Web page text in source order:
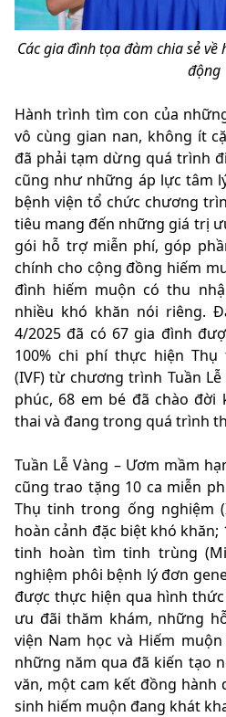
Các gia đình tọa đàm chia sẻ
động
Hành trình tìm con của
vô cùng gian nan, không ít
đã phải tạm dừng quá trình
cũng như những áp lực tâm
bệnh viện tổ chức chương
tiêu mang đến những giá trị
gói hỗ trợ miễn phí, góp
chính cho cộng đồng hiếm
đình hiếm muộn có thu
nhiều khó khăn nói riêng.
4/2025 đã có 67 gia đình
100% chi phí thực hiện
(IVF) từ chương trình Tuần
phúc, 68 em bé đã chào đời
thai và đang trong quá trình
Tuần Lễ Vàng – Ươm mầm
cũng trao tặng 10 ca miễn
Thụ tinh trong ống nghiệm
hoàn cảnh đặc biệt khó khăn;
tinh hoàn tìm tinh trùng
nghiệm phôi bệnh lý đơn
được thực hiện qua hình
ưu đãi thăm khám, những
viện Nam học và Hiếm
những năm qua đã kiến tạo
văn, một cam kết đồng hành
sinh hiếm muộn đang khát